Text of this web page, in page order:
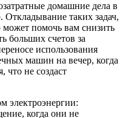
домашние дела в
таких задач,
может помочь вам снизить
больших счетов за
использования
машин на вечер, когда
что не создаст
электроэнергии:
когда они не